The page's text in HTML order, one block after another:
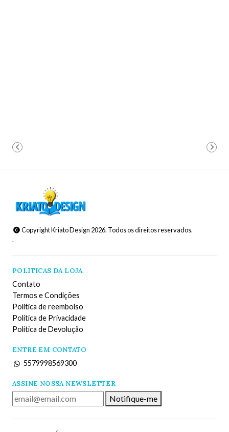
Copyright Kriato Design 2026. Todos os direitos reservados.
.
POLITICAS DA LOJA
Contato
Termos e Condições
Politica de reembolso
Política de Privacidade
Política de Devolução
ENTRE EM CONTATO
5579998569300
ASSINE NOSSA NEWSLETTER
Notifique-me